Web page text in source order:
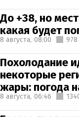
До +38, но
какая будет
8 августа, 08:00 978
Похолодание
некоторые
жары: погода
8 августа, 06:46